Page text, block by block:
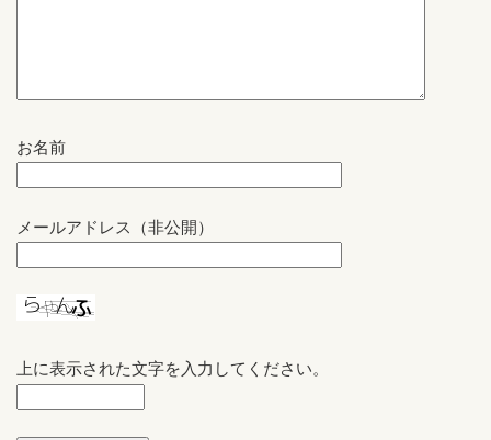
お名前
メールアドレス（非公開）
上に表示された文字を入力してください。